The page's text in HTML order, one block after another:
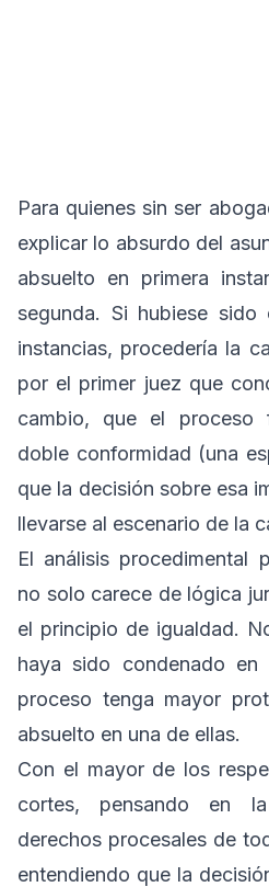
Para quienes sin ser
explicar lo absurdo del
absuelto en primera
segunda. Si hubiese sido
instancias, procedería la
por el primer juez que
cambio, que el proceso
doble conformidad (una
que la decisión sobre esa
llevarse al escenario de la
El análisis procedimental
no solo carece de lógica
el principio de igualdad.
haya sido condenado
proceso tenga mayor
absuelto en una de ellas.
Con el mayor de los
cortes, pensando en
derechos procesales de
entendiendo que la